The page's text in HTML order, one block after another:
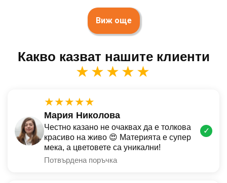
Виж още
Какво казват нашите клиенти
★★★★★
★★★★★
Мария Николова
Честно казано не очаквах да е толкова
красиво на живо 😍 Материята е супер
мека, а цветовете са уникални!
Потвърдена поръчка
✓